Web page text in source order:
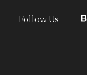
Follow Us